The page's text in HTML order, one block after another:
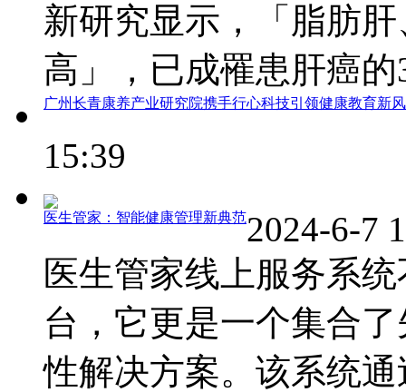
新研究显示，「脂肪
高」，已成罹患肝癌
广州长青康养产业研究院携手行心科技引领健康教育新
15:39
医生管家：智能健康管理新典范2024-6-7
医生管家线上服务系
台，它更是一个集合
性解决方案。该系统